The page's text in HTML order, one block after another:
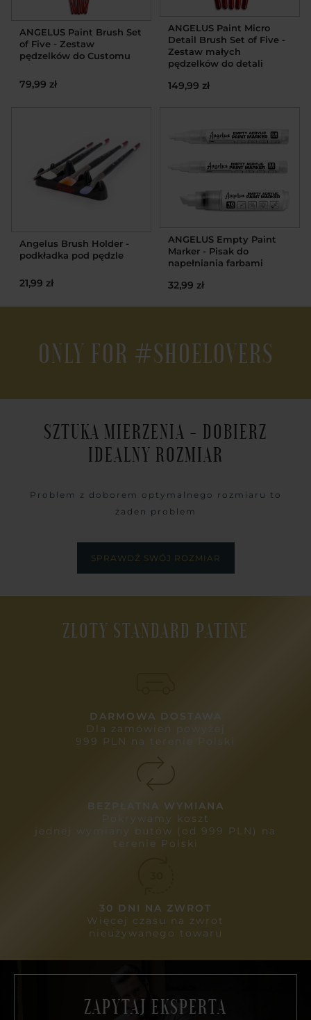
ANGELUS Paint Brush Set
of Five - Zestaw
pędzelków do Customu
79,99 zł
ANGELUS Paint Micro
Detail Brush Set of Five -
Zestaw małych
pędzelków do detali
149,99 zł
Angelus Brush Holder -
podkładka pod pędzle
21,99 zł
ANGELUS Empty Paint
Marker - Pisak do
napełniania farbami
32,99 zł
ONLY FOR #SHOELOVERS
SZTUKA MIERZENIA - DOBIERZ
IDEALNY ROZMIAR
Problem z doborem optymalnego rozmiaru to
żaden problem
SPRAWDŹ SWÓJ ROZMIAR
ZŁOTY STANDARD PATINE
DARMOWA DOSTAWA
Dla zamówień powyżej
999 PLN na terenie Polski
BEZPŁATNA WYMIANA
Pokrywamy koszt
jednej wymiany butów (od 999 PLN) na
terenie Polski
30 DNI NA ZWROT
Więcej czasu na zwrot
nieużywanego towaru
ZAPYTAJ EKSPERTA